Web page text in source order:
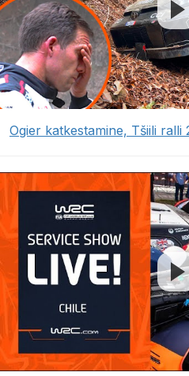
Ogier katkestamine, Tšiili ralli